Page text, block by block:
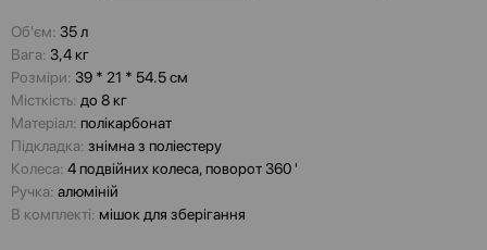
Об'єм: 35 л
Вага: 3,4 кг
Розміри: 39 * 21 * 54.5 см
Місткість: до 8 кг
Матеріал: полікарбонат
Підкладка: знімна з поліестеру
Колеса: 4 подвійних колеса, поворот 360 '
Ручка: алюміній
В комплекті: мішок для зберігання